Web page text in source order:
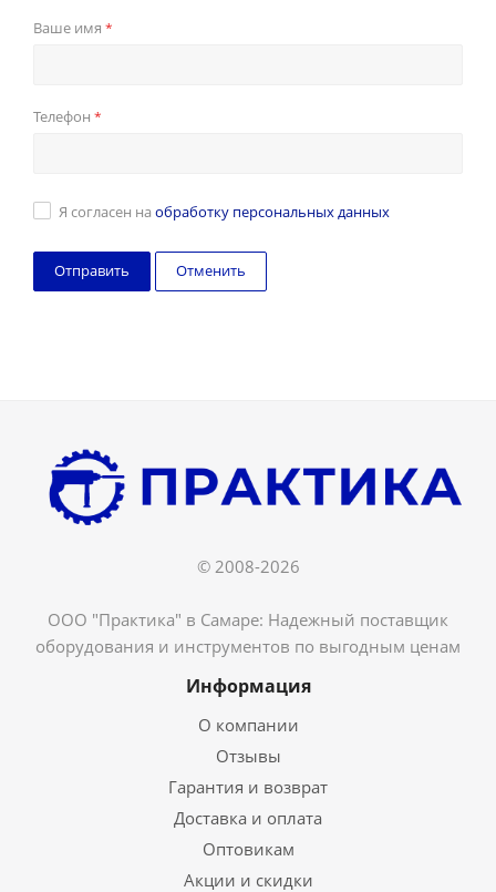
Ваше имя *
Телефон *
Я согласен на обработку персональных данных
Отменить
© 2008-2026
ООО "Практика" в Самаре: Надежный поставщик
оборудования и инструментов по выгодным ценам
Информация
О компании
Отзывы
Гарантия и возврат
Доставка и оплата
Оптовикам
Акции и скидки